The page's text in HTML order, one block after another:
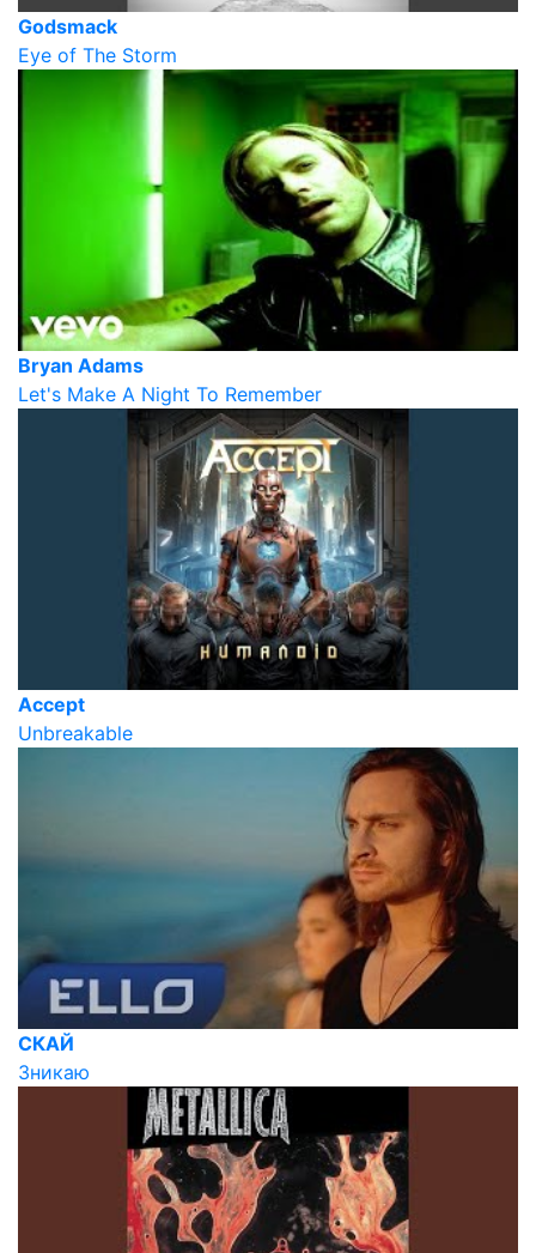
Godsmack
Eye of The Storm
Bryan Adams
Let's Make A Night To Remember
Accept
Unbreakable
СКАЙ
Зникаю